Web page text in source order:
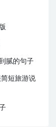
腻的句子
短旅游说